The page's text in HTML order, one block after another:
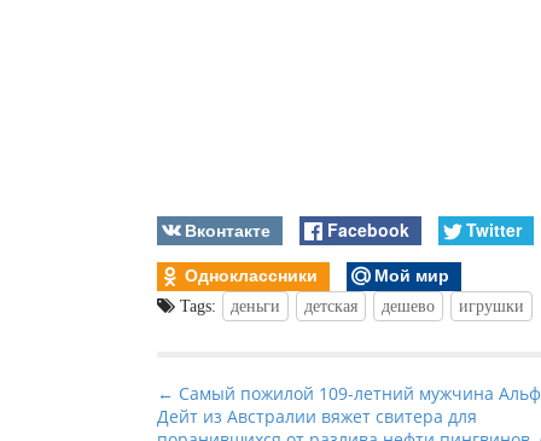
Вконтакте Facebook
Twitter
Одноклассники
Мой мир
Tags: деньги детская дешево игрушки
P
o
← Самый пожилой 109-летний мужчина
Дейт из Австралии вяжет свитера для